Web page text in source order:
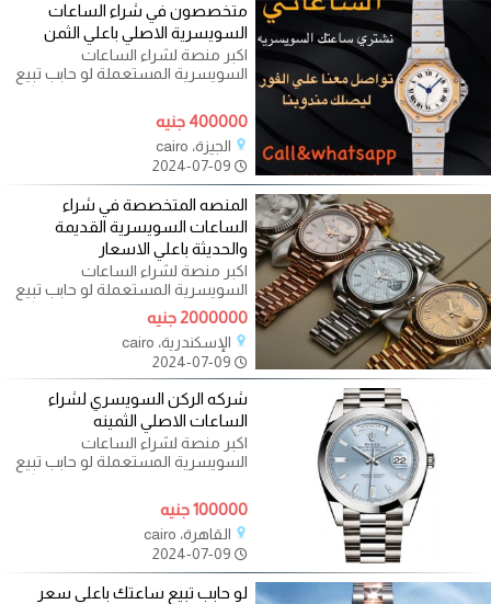
متخصصون في شراء الساعات
السويسرية الاصلي باعلي الثمن
اكبر منصة لشراء الساعات
السويسرية المستعملة لو حابب تبيع
ساعتك باعلي سعر تواصل مع توكيل
شراء
400000 جنيه
الجيزة، cairo
المنصه المتخصصة في شراء
الساعات السويسرية القديمة
والحديثة باعلي الاسعار
اكبر منصة لشراء الساعات
السويسرية المستعملة لو حابب تبيع
ساعتك باعلي سعر تواصل مع توكيل
شراء
2000000 جنيه
الإسكندرية، cairo
شركه الركن السويسري لشراء
الساعات الاصلي الثمينه
اكبر منصة لشراء الساعات
السويسرية المستعملة لو حابب تبيع
ساعتك باعلي سعر تواصل مع توكيل
شراء
100000 جنيه
القاهرة، cairo
لو حابب تبيع ساعتك باعلي سعر